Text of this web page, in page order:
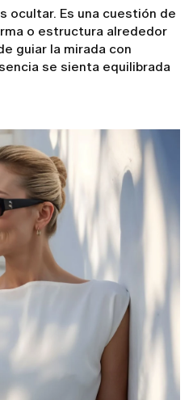
ocultar. Es una cuestión de
o estructura alrededor
guiar la mirada con
se sienta equilibrada